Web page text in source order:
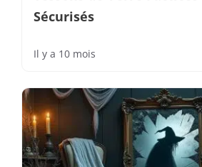
Sécurisés
Il y a 10 mois